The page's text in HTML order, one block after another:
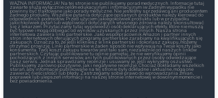
WAŻNA INFORMACJA! Na tej stronie nie publikujemy porad medycznych. Informacje tutaj
zawarte służą wyłącznie celom edukacyjnym i informacyjnym iw żadnym wypadku nie
powinny być traktowane jako porady medyczne. Nie jesteśmy sprzedawcą ani producentem
żadnego produktu. Wszelkie pytania dotyczące opisanych produktów należy kierować do
odpowiednich podmiotów. Przed użyciem jakiegokolwiek produktu lub w przypadku
jakichkolwiek pytań lub wątpliwości dotyczących własnego zdrowia należy skonsultować
się z lekarzem. Przytaczamy tutaj wypowiedzi osób deklarujących efekty, które nie muszą
być typowe i mogą odbiegać od wyników uzyskanych przez innych. Nasza strona
internetowa zawiera linki partnerskie. Jako współpracownik Amazon i partner innych
stron internetowych oferujących programy partnerskie zarabiamy na kwalifikujących się
zakupach. Oznacza to, że jeśli klikniesz w link partnerski i dokonasz zakupu, możemy
otrzymać prowizję. Linki partnerskie w żaden sposób nie wpływają na Twoje koszty jako
konsumenta. Twój koszt zakupu towarów jest taki sam, niezależnie od naszych linków
partnerskich. Czytając publikowane tu opinie pamiętaj, że nie weryfikujemy opinii
pochodzących z innych serwisów, ani tych publikowanych przez osoby odwiedzające
nasz serwis. Jednak sprawdzamy recenzje i usuwamy je, jeśli wykryjemy oszustwo.
Publikujemy zarówno pozytywne, jak i negatywne recenzje. Chociaż dokładamy wszelkich
starań, aby informacje publikowane na tej stronie były dokładne i aktualne, mogą one
zawierać nieścisłości lub błędy. Zastrzegamy sobie prawo do wprowadzania zmian,
poprawek lub ulepszeń informacji na naszej stronie internetowej w dowolnym momencie i
bez powiadomienia.